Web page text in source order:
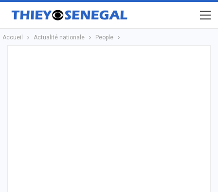
Accueil Actualité nationale People